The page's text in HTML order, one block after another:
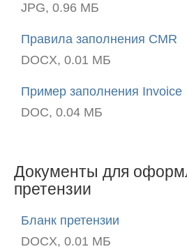
JPG, 0.96 МБ
Правила заполнения CMR
DOCX, 0.01 МБ
Пример заполнения Invoice
DOC, 0.04 МБ
Документы для
претензии
Бланк претензии
DOCX, 0.01 МБ